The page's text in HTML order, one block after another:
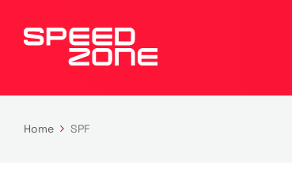
Home SPF